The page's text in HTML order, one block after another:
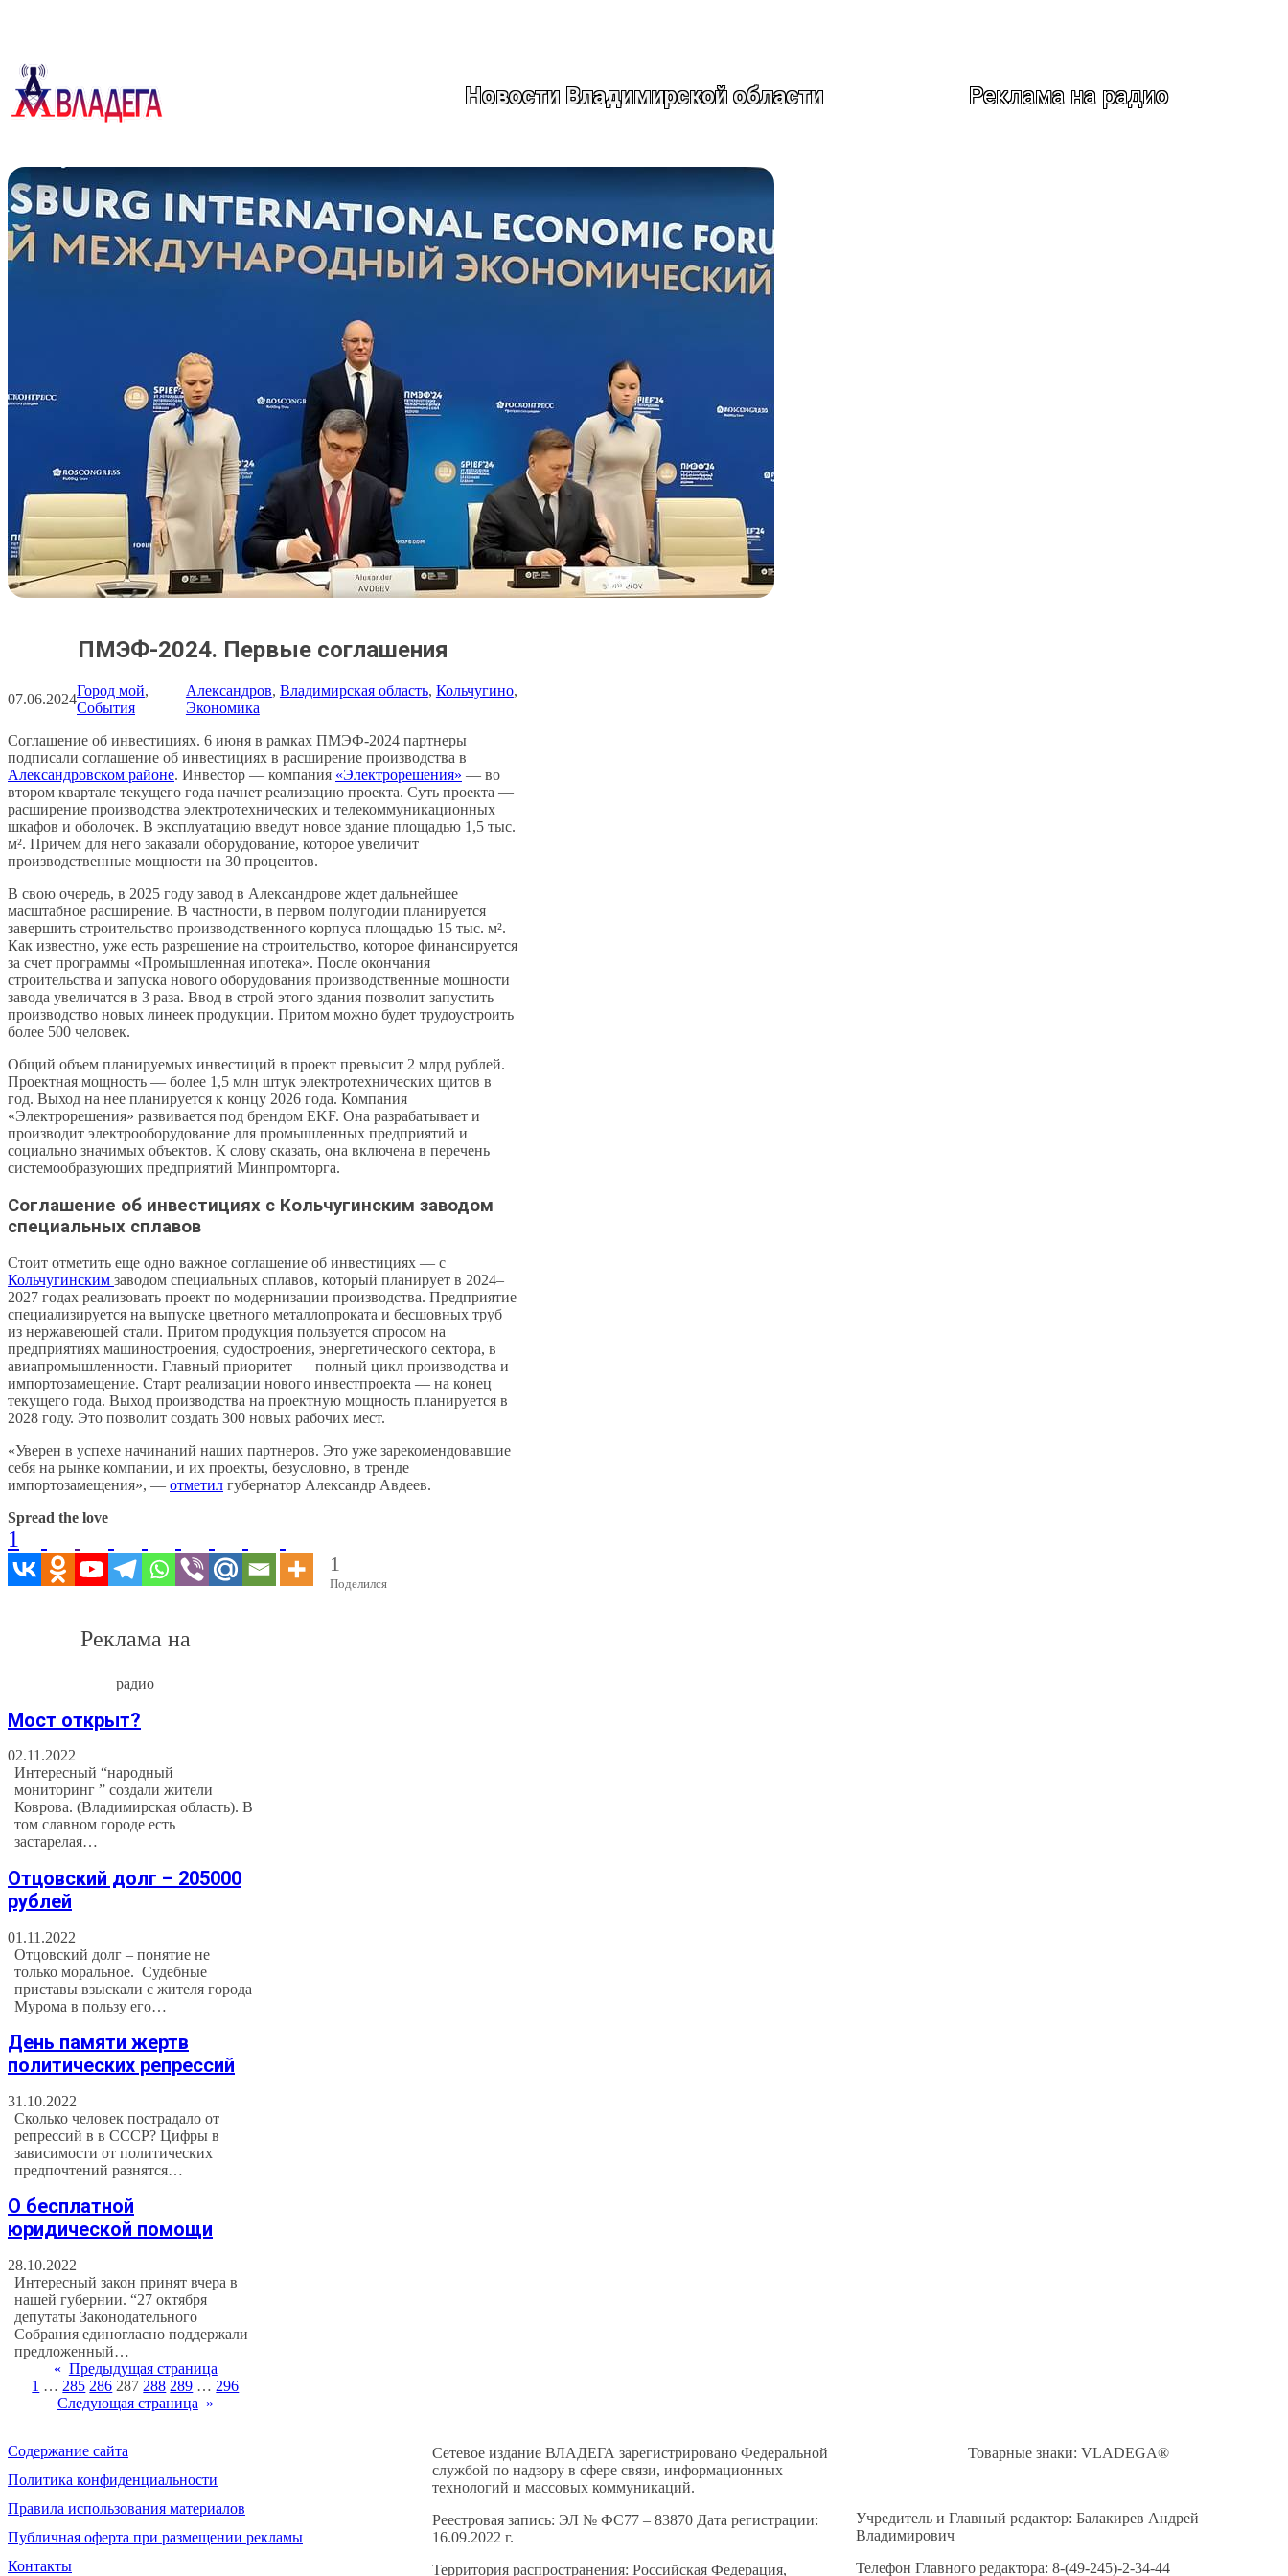
Новости Владимирской области Реклама на радио
ПМЭФ-2024. Первые соглашения
07.06.2024
Город мой
События
Александров, Владимирская область, Кольчугино
Экономика
Соглашение об инвестициях. 6 июня в рамках ПМЭФ-2024 партнеры
подписали соглашение об инвестициях в расширение производства в
Александровском районе. Инвестор — компания «Электрорешения» — во
втором квартале текущего года начнет реализацию проекта. Суть проекта —
расширение производства электротехнических и телекоммуникационных
шкафов и оболочек. В эксплуатацию введут новое здание площадью 1,5 тыс.
м². Причем для него заказали оборудование, которое увеличит
производственные мощности на 30 процентов.
В свою очередь, в 2025 году завод в Александрове ждет дальнейшее
масштабное расширение. В частности, в первом полугодии планируется
завершить строительство производственного корпуса площадью 15 тыс. м².
Как известно, уже есть разрешение на строительство, которое финансируется
за счет программы «Промышленная ипотека». После окончания
строительства и запуска нового оборудования производственные мощности
завода увеличатся в 3 раза. Ввод в строй этого здания позволит запустить
производство новых линеек продукции. Притом можно будет трудоустроить
более 500 человек.
Общий объем планируемых инвестиций в проект превысит 2 млрд рублей.
Проектная мощность — более 1,5 млн штук электротехнических щитов в
год. Выход на нее планируется к концу 2026 года. Компания
«Электрорешения» развивается под брендом EKF. Она разрабатывает и
производит электрооборудование для промышленных предприятий и
социально значимых объектов. К слову сказать, она включена в перечень
системообразующих предприятий Минпромторга.
Соглашение об инвестициях с Кольчугинским заводом
специальных сплавов
Стоит отметить еще одно важное соглашение об инвестициях — с
Кольчугинским заводом специальных сплавов, который планирует в 2024–
2027 годах реализовать проект по модернизации производства. Предприятие
специализируется на выпуске цветного металлопроката и бесшовных труб
из нержавеющей стали. Притом продукция пользуется спросом на
предприятиях машиностроения, судостроения, энергетического сектора, в
авиапромышленности. Главный приоритет — полный цикл производства и
импортозамещение. Старт реализации нового инвестпроекта — на конец
текущего года. Выход производства на проектную мощность планируется в
2028 году. Это позволит создать 300 новых рабочих мест.
«Уверен в успехе начинаний наших партнеров. Это уже зарекомендовавшие
себя на рынке компании, и их проекты, безусловно, в тренде
импортозамещения», — отметил губернатор Александр Авдеев.
Spread the love
1
1
Поделился
Реклама на
радио
Мост открыт?
02.11.2022
Интересный “народный
мониторинг ” создали жители
Коврова. (Владимирская область). В
том славном городе есть
застарелая…
Отцовский долг – 205000
рублей
01.11.2022
Отцовский долг – понятие не
только моральное. Судебные
приставы взыскали с жителя города
Мурома в пользу его…
День памяти жертв
политических репрессий
31.10.2022
Сколько человек пострадало от
репрессий в в СССР? Цифры в
зависимости от политических
предпочтений разнятся…
О бесплатной
юридической помощи
28.10.2022
Интересный закон принят вчера в
нашей губернии. “27 октября
депутаты Законодательного
Собрания единогласно поддержали
предложенный…
« Предыдущая страница
1 … 285 286 287 288 289 … 296
Следующая страница »
Содержание сайта
Политика конфиденциальности
Правила использования материалов
Публичная оферта при размещении рекламы
Контакты
Сетевое издание ВЛАДЕГА зарегистрировано Федеральной
службой по надзору в сфере связи, информационных
технологий и массовых коммуникаций.
Реестровая запись: ЭЛ № ФС77 – 83870 Дата регистрации:
16.09.2022 г.
Территория распространения: Российская Федерация,
Товарные знаки: VLADEGA®
Учредитель и Главный редактор: Балакирев Андрей
Владимирович
Телефон Главного редактора: 8-(49-245)-2-34-44